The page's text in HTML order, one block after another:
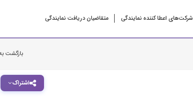
شرکت‌‌های اعطا کننده نمایندگی متقاضیان دریافت نمایندگی
بازگشت
اشتراک